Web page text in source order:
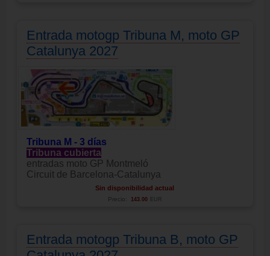
Entrada motogp Tribuna M, moto GP
Catalunya 2027
Tribuna M - 3 días
Tribuna cubierta
entradas moto GP Montmeló
Circuit de Barcelona-Catalunya
Sin disponibilidad actual
Precio: 143.00 EUR
Entrada motogp Tribuna B, moto GP